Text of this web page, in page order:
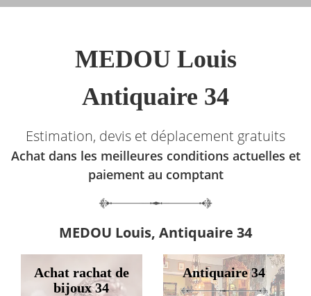
MEDOU Louis
Antiquaire 34
Estimation, devis et déplacement gratuits
Achat dans les meilleures conditions actuelles et
paiement au comptant
MEDOU Louis, Antiquaire 34
Achat rachat de
bijoux 34
Antiquaire 34